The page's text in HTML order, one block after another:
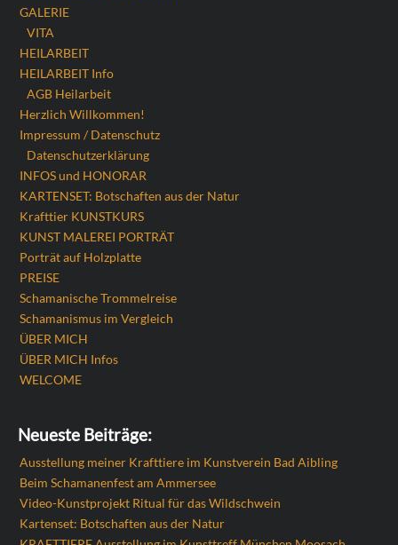
GALERIE
VITA
HEILARBEIT
HEILARBEIT Info
AGB Heilarbeit
Herzlich Willkommen!
Impressum / Datenschutz
Datenschutzerklärung
INFOS und HONORAR
KARTENSET: Botschaften aus der Natur
Krafttier KUNSTKURS
KUNST MALEREI PORTRÄT
Porträt auf Holzplatte
PREISE
Schamanische Trommelreise
Schamanismus im Vergleich
ÜBER MICH
ÜBER MICH Infos
WELCOME
Neueste Beiträge:
Ausstellung meiner Krafttiere im Kunstverein Bad Aibling
Beim Schamanenfest am Ammersee
Video-Kunstprojekt Ritual für das Wildschwein
Kartenset: Botschaften aus der Natur